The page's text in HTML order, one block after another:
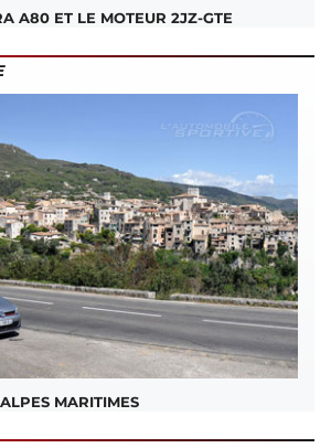
A80 ET LE MOTEUR 2JZ-GTE
MARITIMES